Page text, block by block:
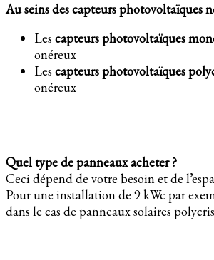
Au seins des capteurs photovoltaïques
Les capteurs photovoltaïques
onéreux
Les capteurs photovoltaïques
onéreux
Quel type de panneaux acheter ?
Ceci dépend de votre besoin et de
Pour une installation de 9 kWc par
dans le cas de panneaux solaires